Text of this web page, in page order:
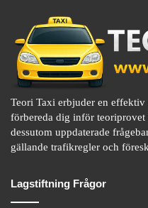
Teori Taxi erbjuder en
förbereda dig inför
dessutom uppdaterade
gällande trafikregler och
Lagstiftning Frågor